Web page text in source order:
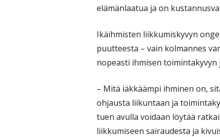
elämänlaatua ja on
Ikäihmisten liikkumiskyvyn
puutteesta – vain kolmannes
nopeasti ihmisen toimintakyvyn
– Mitä iäkkäämpi ihminen on,
ohjausta liikuntaan ja
tuen avulla voidaan löytää
liikkumiseen sairaudesta ja